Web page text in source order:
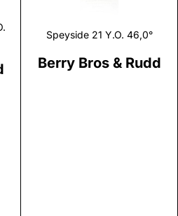
Speyside 21 Y.O. 46,0°
Berry Bros & Rudd